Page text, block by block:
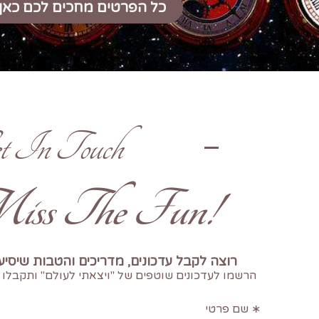
כל הפרטים מחכים לכם
In Touch
!Don't Miss The Fun